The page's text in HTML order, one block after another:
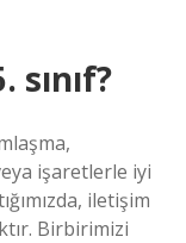
işaretlerle iyi
iletişim
Birbirimizi